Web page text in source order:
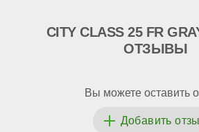
CITY CLASS 25 FR
ОТЗЫВЫ
Вы можете оставить